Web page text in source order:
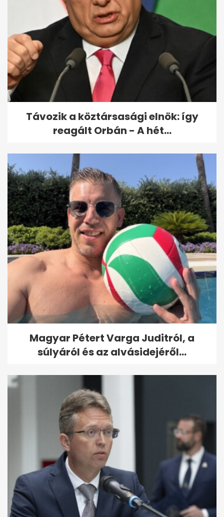
Sok ülés, sok finomság, kevés
mozgás: nem várt
következmények
Távozik a köztársasági elnök: így
reagált Orbán - A hét...
Magyar Pétert Varga Juditról, a
súlyáról és az alvásidejéről...